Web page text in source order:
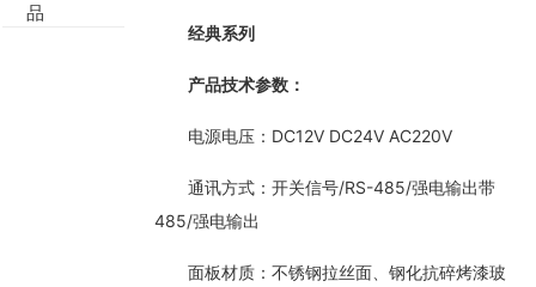
完美体育,完美（中国） 智能开关
大板系列智能开关
摇杆系列智能开关
精雕系列智能开关
70款的智能开关
品
经典系列
产品技术参数：
电源电压：DC12V DC24V AC220V
通讯方式：开关信号/RS-485/强电输出带
485/强电输出
面板材质：不锈钢拉丝面、钢化抗碎烤漆玻